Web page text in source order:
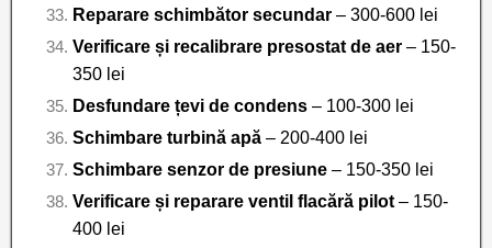
Reparare schimbător secundar – 300-600 lei
Verificare și recalibrare presostat de aer – 150-
350 lei
Desfundare țevi de condens – 100-300 lei
Schimbare turbină apă – 200-400 lei
Schimbare senzor de presiune – 150-350 lei
Verificare și reparare ventil flacără pilot – 150-
400 lei